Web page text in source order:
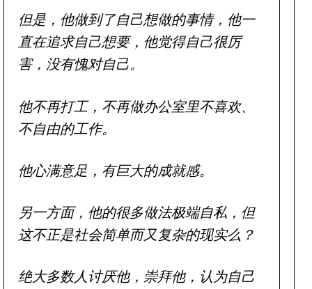
但是，他做到了自己想做的事情，他一
直在追求自己想要，他觉得自己很厉
害，没有愧对自己。
他不再打工，不再做办公室里不喜欢、
不自由的工作。
他心满意足，有巨大的成就感。
另一方面，他的很多做法极端自私，但
这不正是社会简单而又复杂的现实么？
绝大多数人讨厌他，崇拜他，认为自己